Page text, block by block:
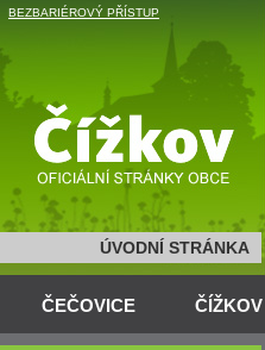
BEZBARIÉROVÝ PŘÍSTUP
ÚVODNÍ STRÁNKA
ČEČOVICE ČÍŽKOV